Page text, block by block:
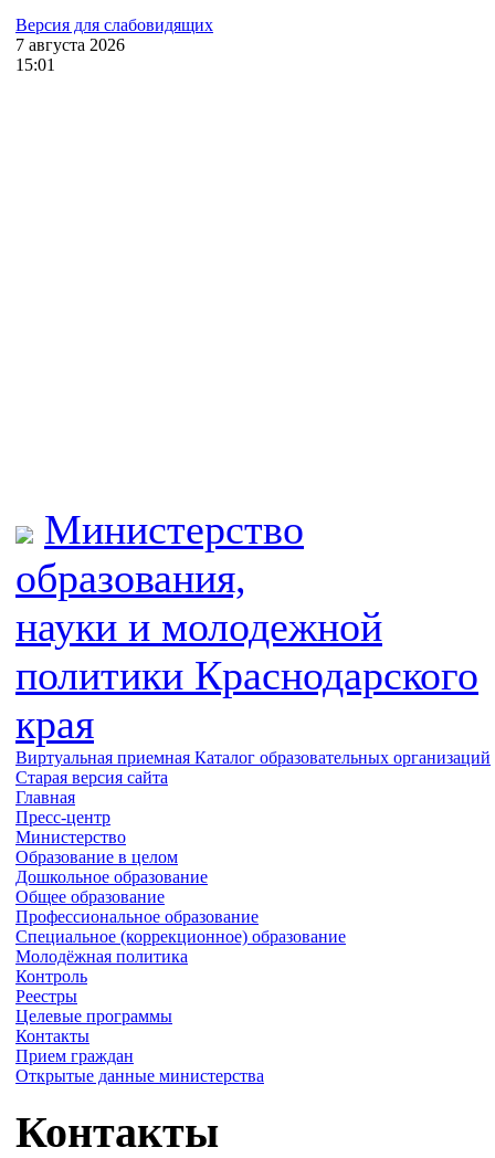
Версия для слабовидящих
7 августа 2026
15:01
Министерство
образования,
науки и молодежной
политики Краснодарского
края
Виртуальная приемная Каталог образовательных организаций
Старая версия сайта
Главная
Пресс-центр
Министерство
Образование в целом
Дошкольное образование
Общее образование
Профессиональное образование
Специальное (коррекционное) образование
Молодёжная политика
Контроль
Реестры
Целевые программы
Контакты
Прием граждан
Открытые данные министерства
Контакты